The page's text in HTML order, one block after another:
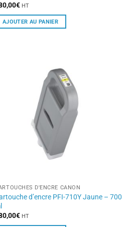
€ HT
AJOUTER AU PANIER
D'ENCRE CANON
d’encre PFI-710Y Jaune – 700
€ HT